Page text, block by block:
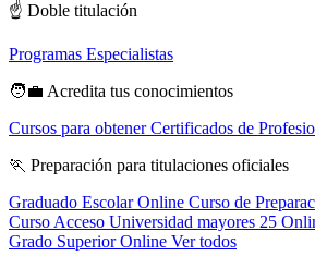
☝️ Doble titulación
Programas Especialistas
🧑‍💼 Acredita tus conocimientos
Cursos para obtener Certificados de
🏃 Preparación para titulaciones oficiales
Graduado Escolar Online Curso de
Curso Acceso Universidad mayores 25
Grado Superior Online Ver todos